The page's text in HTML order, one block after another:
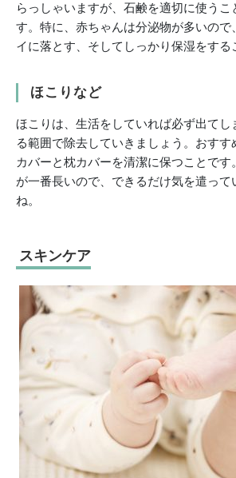
らっしゃいますが、石鹸を適切に使うこ
す。特に、赤ちゃんは分泌物が多いので
イに落とす、そしてしっかり保湿をする
ほこりなど
ほこりは、生活をしていれば必ず出てし
る範囲で除去していきましょう。おすす
カバーと枕カバーを清潔に保つことです
が一番長いので、できるだけ気を遣って
ね。
スキンケア